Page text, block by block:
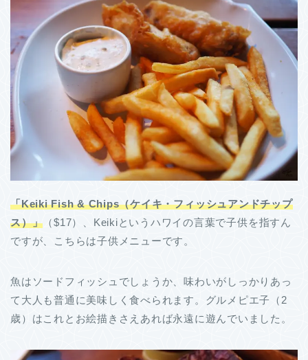
「Keiki Fish & Chips（ケイキ・フィッシュアンドチップ
ス）」 （$17）、Keikiというハワイの言葉で子供を指すん
ですが、こちらは子供メニューです。
魚はソードフィッシュでしょうか、味わいがしっかりあっ
て大人も普通に美味しく食べられます。グルメピエ子（2
歳）はこれとお絵描きさえあれば永遠に遊んでいました。